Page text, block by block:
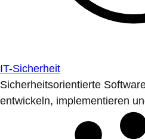
IT-Sicherheit
Sicherheitsorientierte
entwickeln, implementieren